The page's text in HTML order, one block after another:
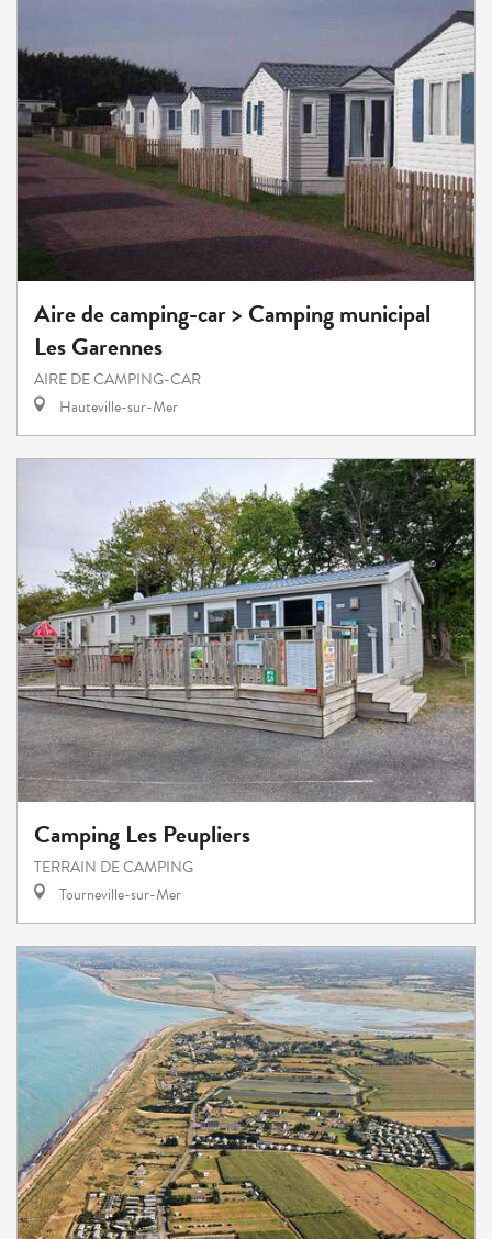
Aire de camping-car > Camping municipal
Les Garennes
AIRE DE CAMPING-CAR
Hauteville-sur-Mer
Camping Les Peupliers
TERRAIN DE CAMPING
Tourneville-sur-Mer